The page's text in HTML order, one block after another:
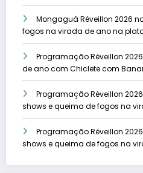
Mongaguá Réveillon 2026
fogos na virada de ano na
Programação Réveillon
de ano com Chiclete com
Programação Réveillon
shows e queima de fogos na
Programação Réveillon
shows e queima de fogos na